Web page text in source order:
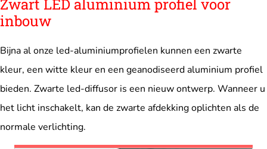
Zwart LED aluminium profiel voor
inbouw
Bijna al onze led-aluminiumprofielen kunnen een zwarte
kleur, een witte kleur en een geanodiseerd aluminium profiel
bieden. Zwarte led-diffusor is een nieuw ontwerp. Wanneer u
het licht inschakelt, kan de zwarte afdekking oplichten als de
normale verlichting.